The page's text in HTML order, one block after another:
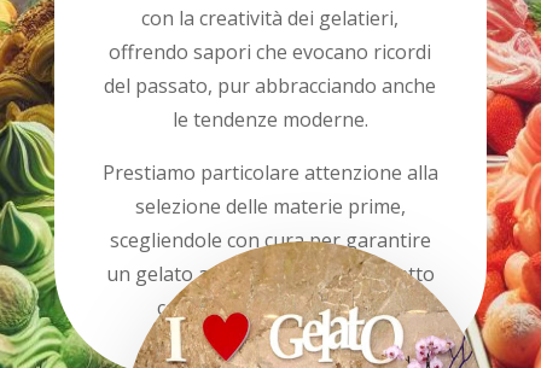
con la creatività dei gelatieri,
offrendo sapori che evocano ricordi
del passato, pur abbracciando anche
le tendenze moderne.
Prestiamo particolare attenzione alla
selezione delle materie prime,
scegliendole con cura per garantire
un gelato autentico e genuino, fatto
con ingredienti di qualità.